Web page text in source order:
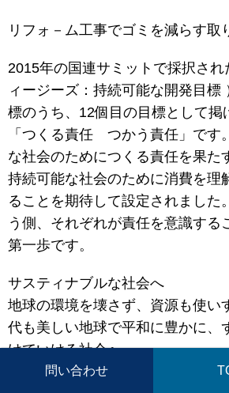
問い合わせ
リフォ－ム工事でゴミを減らす取
2015年の国連サミットで採択さ
ィージーズ：持続可能な開発目標
標のうち、12個目の目標として掲
「つくる責任 つかう責任」です
な社会のためにつくる責任を果た
持続可能な社会のために消費を理
ることを期待して設定されました
う側、それぞれが責任を意識する
第一歩です。
サスティナブルな社会へ
地球の環境を壊さず、資源も使い
代も美しい地球で平和に豊かに、
けていける社会へ。